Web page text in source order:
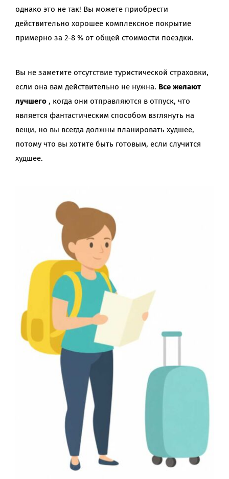
однако это не так! Вы можете приобрести
действительно хорошее комплексное покрытие
примерно за 2-8 % от общей стоимости поездки.
Вы не заметите отсутствие туристической страховки,
если она вам действительно не нужна. Все желают
лучшего, когда они отправляются в отпуск, что
является фантастическим способом взглянуть на
вещи, но вы всегда должны планировать худшее,
потому что вы хотите быть готовым, если случится
худшее.